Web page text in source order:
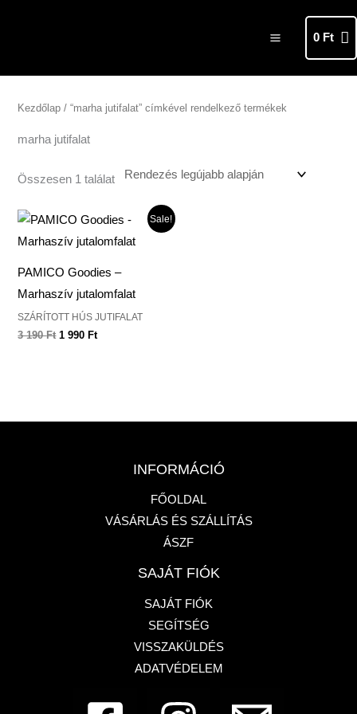
MAIN
MENU
0 Ft
Kezdőlap / “marha jutifalat” címkével rendelkező termékek
marha jutifalat
Összesen 1 találat
Sale!
PAMICO Goodies –
Marhaszív jutalomfalat
SZÁRÍTOTT HÚS JUTIFALAT
3 190Ft
Original
was:
190 Ft.
1 990 Ft
Current
is:
990 Ft.
INFORMÁCIÓ
FŐOLDAL
VÁSÁRLÁS ÉS SZÁLLÍTÁS
ÁSZF
SAJÁT FIÓK
SAJÁT FIÓK
SEGÍTSÉG
VISSZAKÜLDÉS
ADATVÉDELEM